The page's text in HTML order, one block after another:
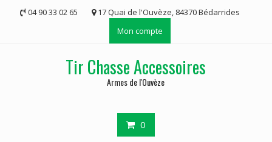
04 90 33 02 65
17 Quai de l'Ouvèze, 84370 Bédarrides
Mon compte
Tir Chasse Accessoires
Armes de l'Ouvèze
0